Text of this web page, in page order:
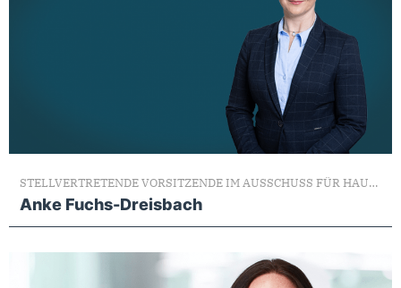
STELLVERTRETENDE VORSITZENDE IM AUSSCHUSS FÜR HAUSHALTSKONTROLLE
Anke Fuchs-Dreisbach